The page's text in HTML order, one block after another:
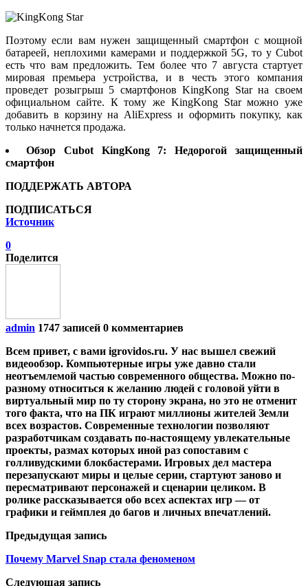
Поэтому если вам нужен защищенный смартфон с мощной
батареей, неплохими камерами и поддержкой 5G, то у Cubot
есть что вам предложить. Тем более что 7 августа стартует
мировая премьера устройства, и в честь этого компания
проведет розыгрыш 5 смартфонов KingKong Star на своем
официальном сайте. К тому же KingKong Star можно уже
добавить в корзину на AliExpress и оформить покупку, как
только начнется продажа.
Обзор Cubot KingKong 7: Недорогой защищенный
смартфон
ПОДДЕРЖАТЬ АВТОРА
ПОДПИСАТЬСЯ
Источник
0
Поделится
admin 1747 записей 0 комментариев
Всем привет, с вами igrovidos.ru. У нас вышел свежий
видеообзор. Компьютерные игры уже давно стали
неотъемлемой частью современного общества. Можно по-
разному относиться к желанию людей с головой уйти в
виртуальный мир по ту сторону экрана, но это не отменит
того факта, что на ПК играют миллионы жителей Земли
всех возрастов. Современные технологии позволяют
разработчикам создавать по-настоящему увлекательные
проекты, размах которых иной раз сопоставим с
голливудскими блокбастерами. Игровых дел мастера
перезапускают миры и целые серии, стартуют заново и
пересматривают персонажей и сценарии целиком. В
ролике рассказывается обо всех аспектах игр — от
графики и геймплея до багов и личных впечатлений.
Предыдущая запись
Почему Marvel Snap стала феноменом
Следующая запись